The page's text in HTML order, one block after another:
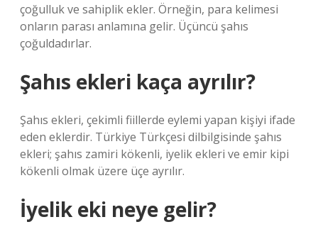
çoğulluk ve sahiplik ekler. Örneğin, para kelimesi
onların parası anlamına gelir. Üçüncü şahıs
çoğuldadırlar.
Şahıs ekleri kaça ayrılır?
Şahıs ekleri, çekimli fiillerde eylemi yapan kişiyi ifade
eden eklerdir. Türkiye Türkçesi dilbilgisinde şahıs
ekleri; şahıs zamiri kökenli, iyelik ekleri ve emir kipi
kökenli olmak üzere üçe ayrılır.
İyelik eki neye gelir?